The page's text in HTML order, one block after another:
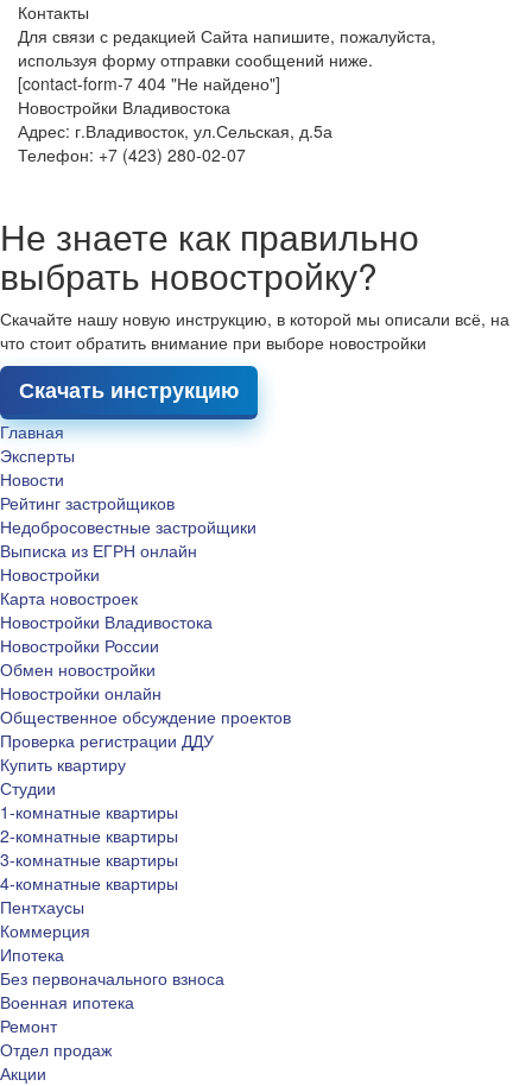
Контакты
Для связи с редакцией Сайта напишите, пожалуйста,
используя форму отправки сообщений ниже.
[contact-form-7 404 "Не найдено"]
Новостройки Владивостока
Адрес: г.Владивосток, ул.Сельская, д.5а
Телефон: +7 (423) 280-02-07
Не знаете как правильно
выбрать новостройку?
Скачайте нашу новую инструкцию, в которой мы описали всё, на
что стоит обратить внимание при выборе новостройки
Скачать инструкцию
Главная
Эксперты
Новости
Рейтинг застройщиков
Недобросовестные застройщики
Выписка из ЕГРН онлайн
Новостройки
Карта новостроек
Новостройки Владивостока
Новостройки России
Обмен новостройки
Новостройки онлайн
Общественное обсуждение проектов
Проверка регистрации ДДУ
Купить квартиру
Студии
1-комнатные квартиры
2-комнатные квартиры
3-комнатные квартиры
4-комнатные квартиры
Пентхаусы
Коммерция
Ипотека
Без первоначального взноса
Военная ипотека
Ремонт
Отдел продаж
Акции